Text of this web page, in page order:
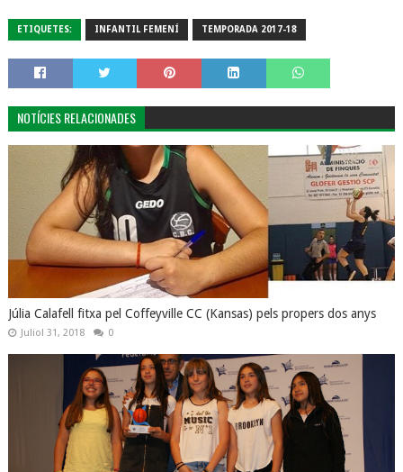
ETIQUETES: INFANTIL FEMENÍ TEMPORADA 2017-18
NOTÍCIES RELACIONADES
Júlia Calafell fitxa pel Coffeyville CC (Kansas) pels propers dos anys
Juliol 31, 2018 0